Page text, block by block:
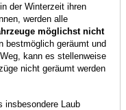
der Winterzeit ihren
werden alle
möglichst nicht
bestmöglich geräumt und
kann es stellenweise
nicht geräumt werden
insbesondere Laub